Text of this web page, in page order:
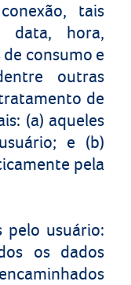
tais
data, hora,
consumo e
outras
de
(a) aqueles
e (b)
pela
pelo usuário:
os dados